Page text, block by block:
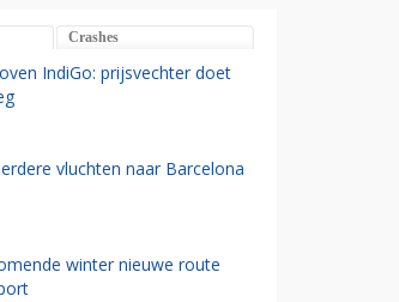
Crashes
IndiGo: prijsvechter doet
vluchten naar Barcelona
winter nieuwe route